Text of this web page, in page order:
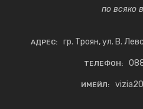
по всяко
АДРЕС: гр. Троян, ул. В.
ТЕЛЕФОН:
ИМЕЙЛ: